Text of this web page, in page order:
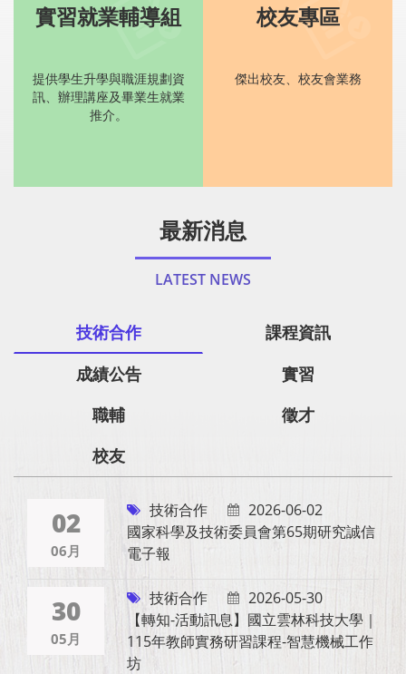
實習就業輔導組
提供學生升學與職涯規劃資
訊、辦理講座及畢業生就業
推介。
校友專區
傑出校友、校友會業務
最新消息
LATEST NEWS
技術合作
課程資訊
成績公告
實習
職輔
徵才
校友
02
06月
技術合作
2026-06-02
國家科學及技術委員會第65期研究誠信
電子報
30
05月
技術合作
2026-05-30
【轉知-活動訊息】國立雲林科技大學｜
115年教師實務研習課程-智慧機械工作
坊